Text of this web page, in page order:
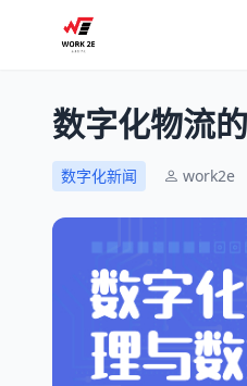
数字化物流
数字化新闻 work2e